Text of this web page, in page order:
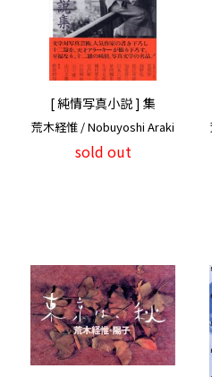
[ 純情写真小説 ] 集
荒木経惟 / Nobuyoshi Araki
sold out